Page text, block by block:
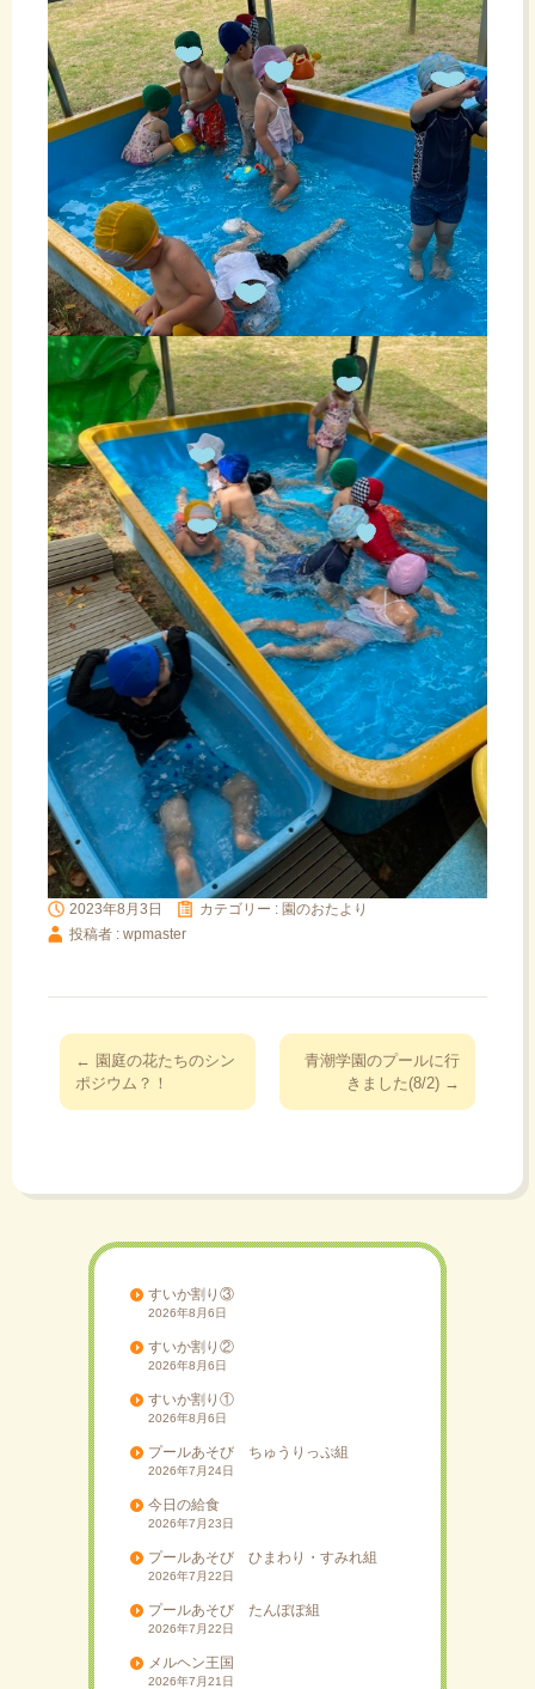
2023年8月3日 カテゴリー : 園のおたより
投稿者 : wpmaster
投
稿
ナ
← 園庭の花たちのシン
ポジウム？！
青潮学園のプールに行
きました(8/2) →
すいか割り③
2026年8月6日
すいか割り②
2026年8月6日
すいか割り①
2026年8月6日
プールあそび ちゅうりっぷ組
2026年7月24日
今日の給食
2026年7月23日
プールあそび ひまわり・すみれ組
2026年7月22日
プールあそび たんぽぽ組
2026年7月22日
メルヘン王国
2026年7月21日